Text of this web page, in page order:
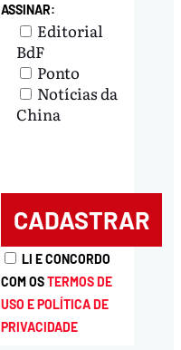
ASSINAR:
Editorial
BdF
Ponto
Notícias da
China
LI E CONCORDO
COM OSTERMOS DE
USO E POLÍTICA DE
PRIVACIDADE